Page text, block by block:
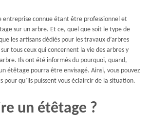
entreprise connue étant être professionnel et
sur un arbre. Et ce, quel que soit le type de
les artisans dédiés pour les travaux d’arbres
tous ceux qui concernent la vie des arbres y
Ils ont été informés du pourquoi, quand,
étêtage pourra être envisagé. Ainsi, vous pouvez
pour qu’ils puissent vous éclaircir de la situation.
un étêtage ?